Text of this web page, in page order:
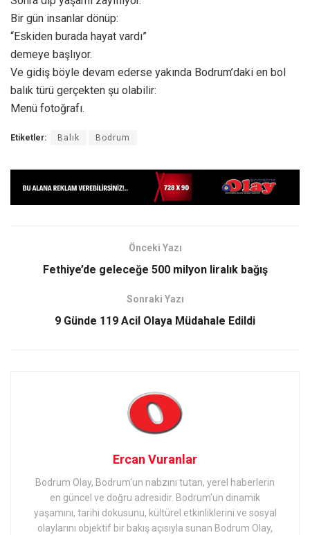
Bir gün insanlar dönüp:
“Eskiden burada hayat vardı”
demeye başlıyor.
Ve gidiş böyle devam ederse yakında Bodrum’daki en bol
balık türü gerçekten şu olabilir:
Menü fotoğrafı.
Etiketler: Balık Bodrum
Önceki Yazı
Fethiye’de geleceğe 500 milyon liralık bağış
Sonraki Yazı
9 Günde 119 Acil Olaya Müdahale Edildi
Ercan Vuranlar
Bodrum Olay, Bodrum'un nabzını tutan, yerel haberlerin
en güncel ve doğru adresidir. Bodrum'un dinamik
yaşamını, tarihi dokusunu, kültürel etkinliklerini ve sosyal
olaylarını objektif bir bakış açısıyla sunan Bodrum Olay,